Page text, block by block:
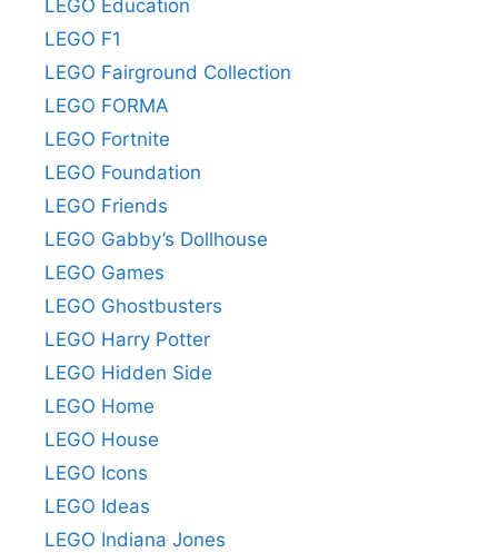
LEGO Education
LEGO F1
LEGO Fairground Collection
LEGO FORMA
LEGO Fortnite
LEGO Foundation
LEGO Friends
LEGO Gabby’s Dollhouse
LEGO Games
LEGO Ghostbusters
LEGO Harry Potter
LEGO Hidden Side
LEGO Home
LEGO House
LEGO Icons
LEGO Ideas
LEGO Indiana Jones